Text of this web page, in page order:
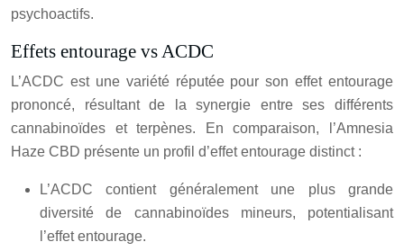
psychoactifs.
Effets entourage vs ACDC
L’ACDC est une variété réputée pour son effet entourage
prononcé, résultant de la synergie entre ses différents
cannabinoïdes et terpènes. En comparaison, l’Amnesia
Haze CBD présente un profil d’effet entourage distinct :
L’ACDC contient généralement une plus grande
diversité de cannabinoïdes mineurs, potentialisant
l’effet entourage.